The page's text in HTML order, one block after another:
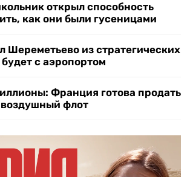
открыл способность
как они были гусеницами
Шереметьево из стратегических
с аэропортом
Франция готова продать
флот